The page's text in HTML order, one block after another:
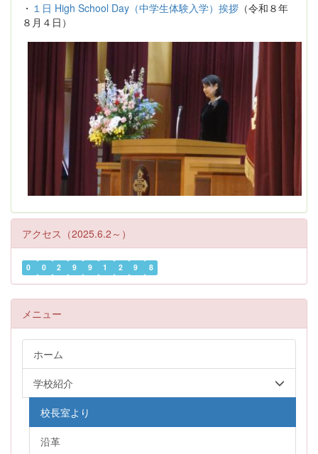
・ １日 High School Day（中学生体験入学）挨拶 （令和８年
８月４日）
アクセス（2025.6.2～）
0 0 2 9 9 1 2 9 8
メニュー
ホーム
学校紹介
校長室より
沿革